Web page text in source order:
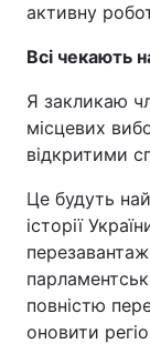
активну
Всі чекають
Я закликаю
місцевих
відкритими
Це будуть
історії
повністю
оновити